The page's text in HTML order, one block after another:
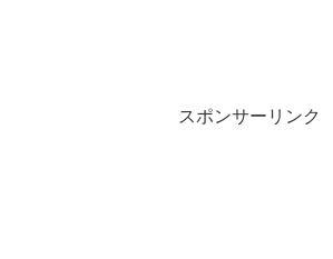
スポンサーリンク